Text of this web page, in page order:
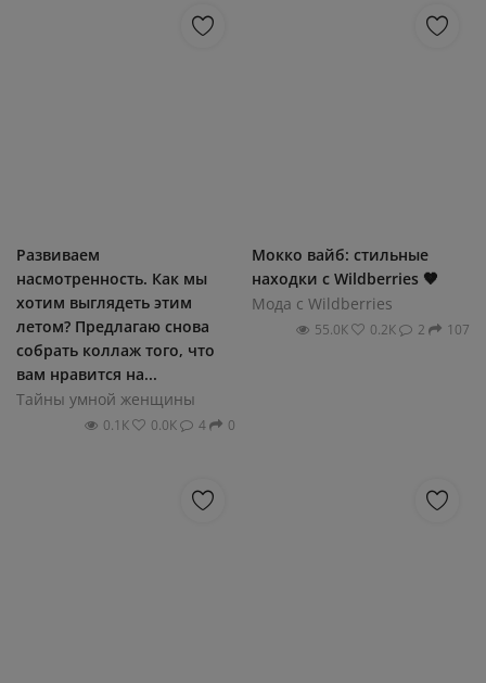
Развиваем
насмотренность. Как мы
хотим выглядеть этим
летом? Предлагаю снова
собрать коллаж того, что
вам нравится на...
Тайны умной женщины
0.1К 0.0К 4 0
Мокко вайб: стильные
находки с Wildberries 🤎
Мода с Wildberries
55.0К 0.2К 2 107